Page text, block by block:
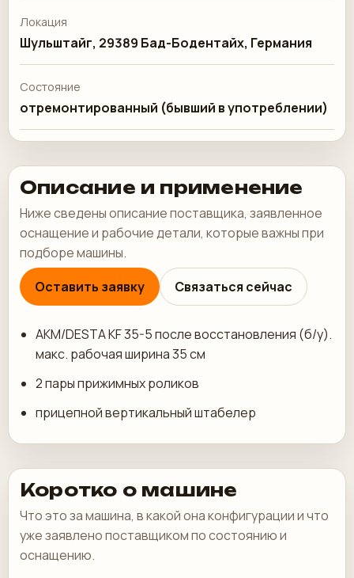
Локация
Шульштайг, 29389 Бад-Бодентайх, Германия
Состояние
отремонтированный (бывший в употреблении)
Описание и применение
Ниже сведены описание поставщика, заявленное
оснащение и рабочие детали, которые важны при
подборе машины.
Оставить заявку
Связаться сейчас
AKM/DESTA KF 35-5 после восстановления (б/у).
макс. рабочая ширина 35 см
2 пары прижимных роликов
прицепной вертикальный штабелер
Коротко о машине
Что это за машина, в какой она конфигурации и что
уже заявлено поставщиком по состоянию и
оснащению.